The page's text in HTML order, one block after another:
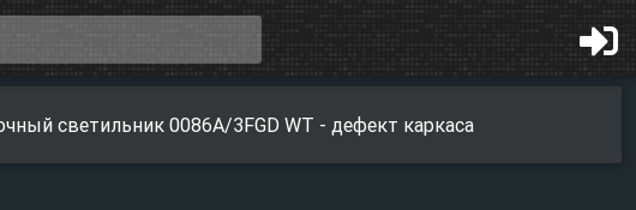
светильник 0086A/3FGD WT - дефект каркаса